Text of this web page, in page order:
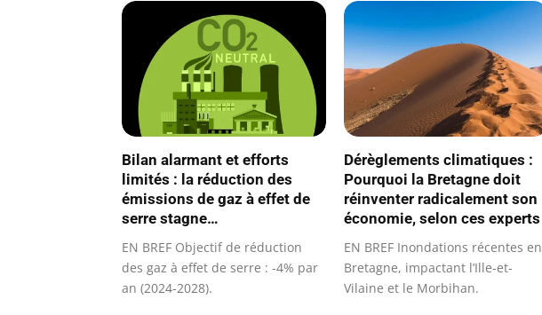
Bilan alarmant et efforts
limités : la réduction des
émissions de gaz à effet de
serre stagne…
EN BREF Objectif de réduction
des gaz à effet de serre : -4% par
an (2024-2028).
Dérèglements climatiques :
Pourquoi la Bretagne doit
réinventer radicalement son
économie, selon ces experts
EN BREF Inondations récentes en
Bretagne, impactant l’Ille-et-
Vilaine et le Morbihan.